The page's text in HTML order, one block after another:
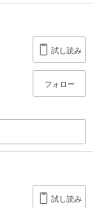
試し読み
フォロー
試し読み